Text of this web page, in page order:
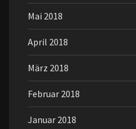
Mai 2018
April 2018
März 2018
Februar 2018
Januar 2018